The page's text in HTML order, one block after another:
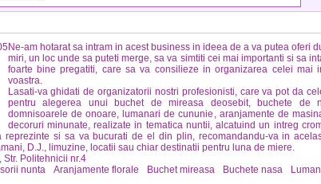
Ne-am hotarat sa intram in acest business in ideea de a va putea oferi
miri, un loc unde sa puteti merge, sa va simtiti cei mai importanti si sa
foarte bine pregatiti, care sa va consilieze in organizarea celei mai
voastra.
Lasati-va ghidati de organizatorii nostri profesionisti, care va pot da
pentru alegerea unui buchet de mireasa deosebit, buchete de
domnisoarele de onoare, lumanari de cununie, aranjamente de
decoruri minunate, realizate in tematica nuntii, alcatuind un intreg
reprezinte si sa va bucurati de el din plin, recomandandu-va in
D.J., limuzine, locatii sau chiar destinatii pentru luna de miere.
Str. Politehnicii nr.4
nunta Aranjamente florale Buchet mireasa Buchete nasa